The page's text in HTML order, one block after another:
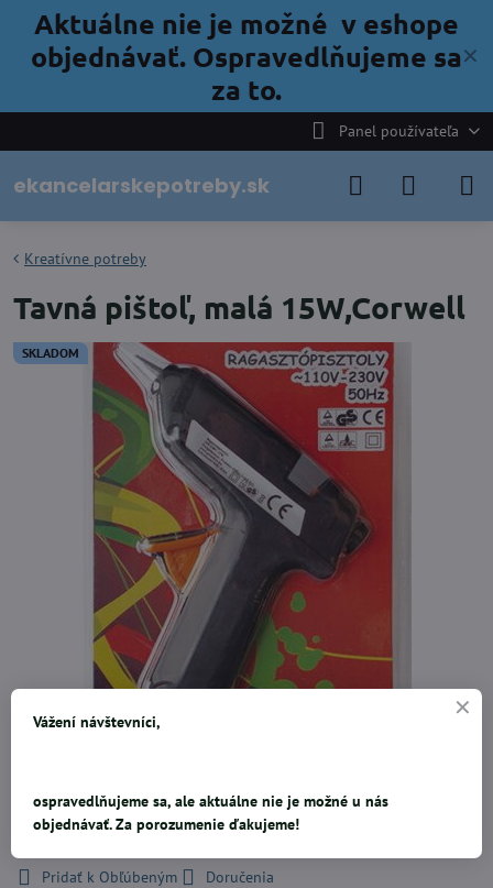
✕
Aktuálne nie je možné v eshope
objednávať. Ospravedlňujeme sa
za to.
Panel používateľa
ekancelarskepotreby.sk
SKLADOM
Kreatívne potreby
Tavná pištoľ, malá 15W,Corwell
4,21 €
Pridať k Obľúbeným Doručenia
Vážení návštevníci,
ospravedlňujeme sa, ale aktuálne nie je možné u nás
objednávať. Za porozumenie ďakujeme!